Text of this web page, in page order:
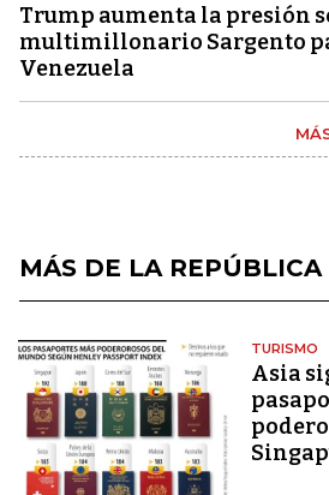
Trump aumenta la presión
multimillonario Sargento
Venezuela
MÁS DE LA REPÚBLICA
TURISMO
Asia